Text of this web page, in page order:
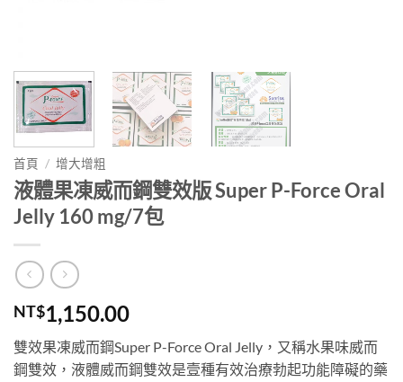
首頁 / 增大增粗
液體果凍威而鋼雙效版 Super P-Force Oral
Jelly 160 mg/7包
NT$1,150.00
雙效果凍威而鋼Super P-Force Oral Jelly，又稱水果味威而
鋼雙效，液體威而鋼雙效是壹種有效治療勃起功能障礙的藥